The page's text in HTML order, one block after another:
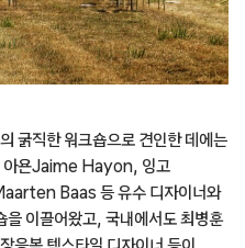
굵직한 워크숍으로 견인한 데에는
아욘Jaime Hayon, 잉고
Baas 등 유수 디자이너와
을 이끌어왔고, 국내에서도 최병훈
응복 텍스타일 디자이너 등이